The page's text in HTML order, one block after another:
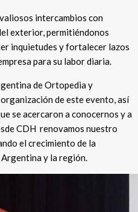
intercambios con
exterior, permitiéndonos
inquietudes y fortalecer lazos
para su labor diaria.
de Ortopedia y
de este evento, así
se acercaron a conocernos y a
CDH renovamos nuestro
el crecimiento de la
y la región.